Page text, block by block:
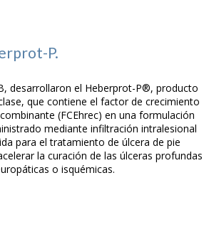
P.
desarrollaron el Heberprot-P®, producto
que contiene el factor de crecimiento
(FCEhrec) en una formulación
mediante infiltración intralesional
para el tratamiento de úlcera de pie
la curación de las úlceras profundas
o isquémicas.